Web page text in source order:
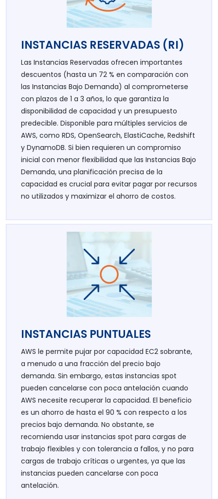
INSTANCIAS RESERVADAS (RI)
Las Instancias Reservadas ofrecen importantes
descuentos (hasta un 72 % en comparación con
las Instancias Bajo Demanda) al comprometerse
con plazos de 1 a 3 años, lo que garantiza la
disponibilidad de capacidad y un presupuesto
predecible. Disponible para múltiples servicios de
AWS, como RDS, OpenSearch, ElastiCache, Redshift
y DynamoDB. Si bien requieren un compromiso
inicial con menor flexibilidad que las Instancias Bajo
Demanda, una planificación precisa de la
capacidad es crucial para evitar pagar por recursos
no utilizados y maximizar el ahorro de costos.
INSTANCIAS PUNTUALES
AWS le permite pujar por capacidad EC2 sobrante,
a menudo a una fracción del precio bajo
demanda. Sin embargo, estas instancias spot
pueden cancelarse con poca antelación cuando
AWS necesite recuperar la capacidad. El beneficio
es un ahorro de hasta el 90 % con respecto a los
precios bajo demanda. No obstante, se
recomienda usar instancias spot para cargas de
trabajo flexibles y con tolerancia a fallos, y no para
cargas de trabajo críticas o urgentes, ya que las
instancias pueden cancelarse con poca
antelación.